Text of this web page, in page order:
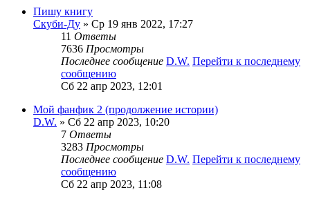
Пишу книгу
Скуби-Ду » Ср 19 янв 2022, 17:27
11 Ответы
7636 Просмотры
Последнее сообщение D.W. Перейти к последнему
сообщению
Сб 22 апр 2023, 12:01
Мой фанфик 2 (продолжение истории)
D.W. » Сб 22 апр 2023, 10:20
7 Ответы
3283 Просмотры
Последнее сообщение D.W. Перейти к последнему
сообщению
Сб 22 апр 2023, 11:08